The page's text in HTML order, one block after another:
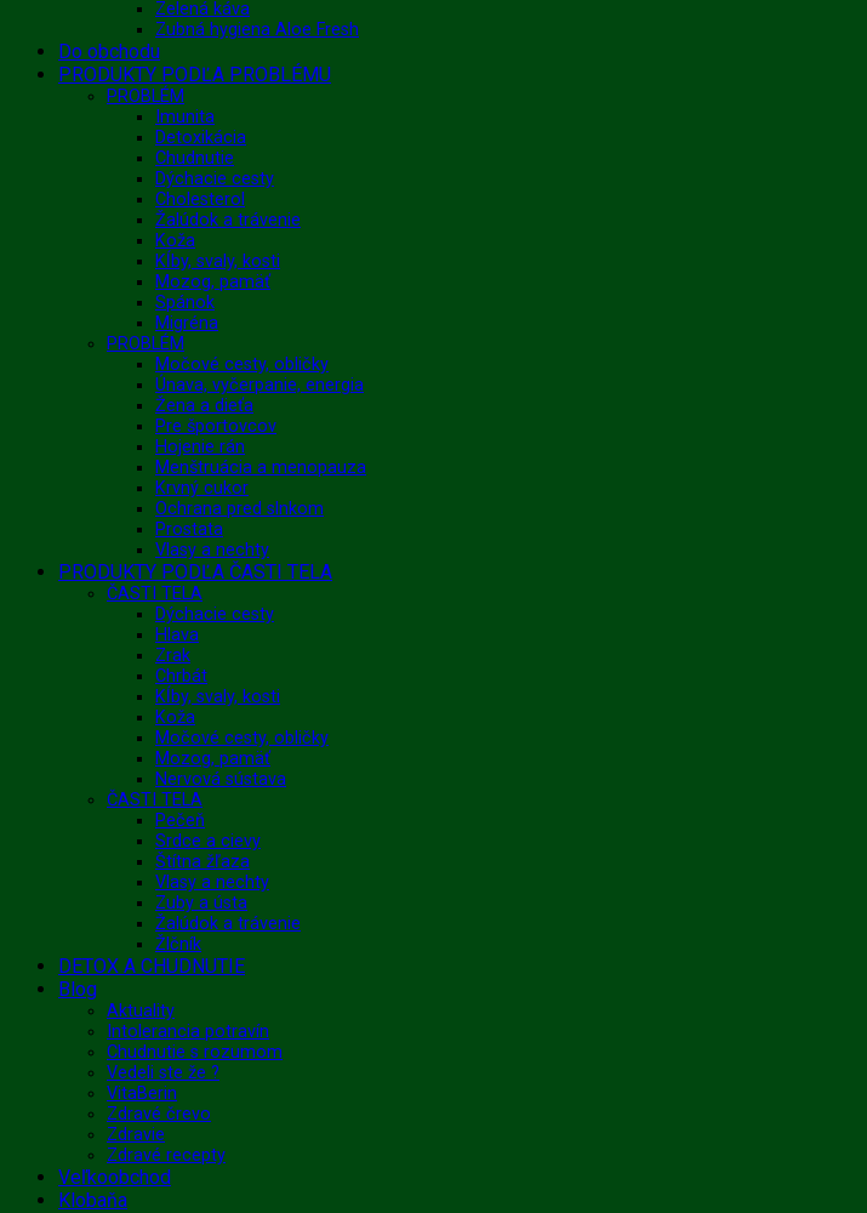
Zelená káva
Zubná hygiena Aloe Fresh
Do obchodu
PRODUKTY PODĽA PROBLÉMU
PROBLÉM
Imunita
Detoxikácia
Chudnutie
Dýchacie cesty
Cholesterol
Žalúdok a trávenie
Koža
Kĺby, svaly, kosti
Mozog, pamäť
Spánok
Migréna
PROBLÉM
Močové cesty, obličky
Únava, vyčerpanie, energia
Žena a dieťa
Pre športovcov
Hojenie rán
Menštruácia a menopauza
Krvný cukor
Ochrana pred slnkom
Prostata
Vlasy a nechty
PRODUKTY PODĽA ČASTI TELA
ČASTI TELA
Dýchacie cesty
Hlava
Zrak
Chrbát
Kĺby, svaly, kosti
Koža
Močové cesty, obličky
Mozog, pamäť
Nervová sústava
ČASTI TELA
Pečeň
Srdce a cievy
Štítna žľaza
Vlasy a nechty
Zuby a ústa
Žalúdok a trávenie
Žlčník
DETOX A CHUDNUTIE
Blog
Aktuality
Intolerancia potravín
Chudnutie s rozumom
Vedeli ste že ?
VitaBerin
Zdravé črevo
Zdravie
Zdravé recepty
Veľkoobchod
Klobaňa